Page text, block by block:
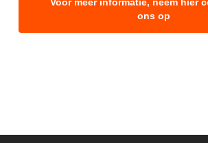
ons op